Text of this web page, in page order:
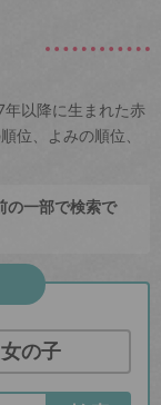
以降に生まれた赤
位、よみの順位、
の一部で検索で
女の子